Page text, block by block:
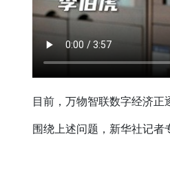
目前，万物智联数字经济
围绕上述问题，新华社记者